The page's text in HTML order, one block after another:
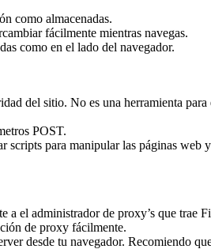
como almacenadas.
fácilmente mientras navegas.
como en el lado del navegador.
del sitio. No es una herramienta para
POST.
para manipular las páginas web
a el administrador de proxy’s que trae
de proxy fácilmente.
desde tu navegador. Recomiendo